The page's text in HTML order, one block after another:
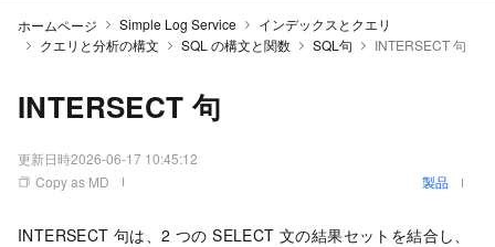
ホームページ Simple Log Service
インデックスとクエリ
クエリと分析の構文
SQL の構文と関数 SQL句 INTERSECT 句
INTERSECT 句
更新日時2026-06-17 10:45:12
Copy as MD
製品
INTERSECT 句は、2 つの SELECT 文の結果セットを結合し、